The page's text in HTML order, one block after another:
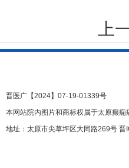
上
晋医广【2024】07-19-01339号
本网站院内图片和商标权属于太原癫
地址：太原市尖草坪区大同路269号 晋